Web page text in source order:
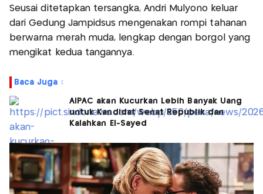
Seusai ditetapkan tersangka, Andri Mulyono keluar
dari Gedung Jampidsus mengenakan rompi tahanan
berwarna merah muda, lengkap dengan borgol yang
mengikat kedua tangannya.
Baca Juga :
AIPAC akan Kucurkan Lebih Banyak Uang
untuk Kandidat Senat Republik dan
Kalahkan El-Sayed